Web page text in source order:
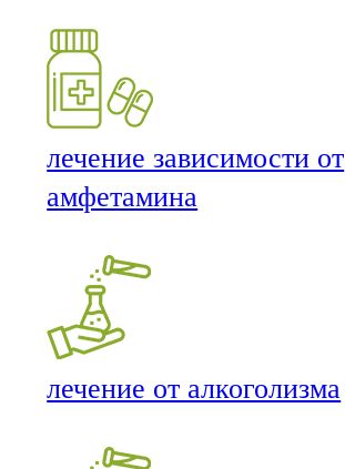
лечение зависимости от
амфетамина
лечение от алкоголизма